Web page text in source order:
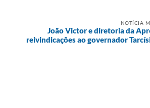
NOTÍCIA
João Victor e diretoria da
reivindicações ao governador